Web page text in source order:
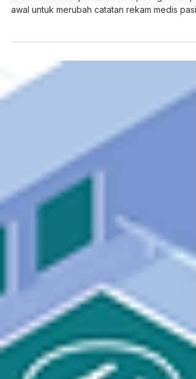
Konsep EMR ( Electronic Medical Records )
yang...